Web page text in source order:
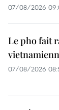
07/08/2026
Le pho fait
07/08/2026